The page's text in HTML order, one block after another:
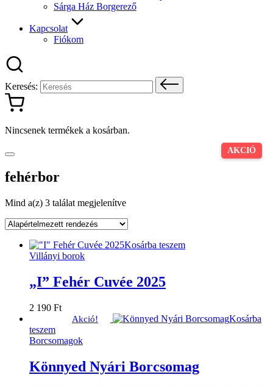
Sárga Ház Borgerező
Kapcsolat
Fiókom
Keresés:
Nincsenek termékek a kosárban.
fehérbor
Mind a(z) 3 találat megjelenítve
Kosárba teszem
Villányi borok
„I” Fehér Cuvée 2025
2 190 Ft
AKCIÓ
Akció!
Kosárba
teszem
Borcsomagok
Könnyed Nyári Borcsomag